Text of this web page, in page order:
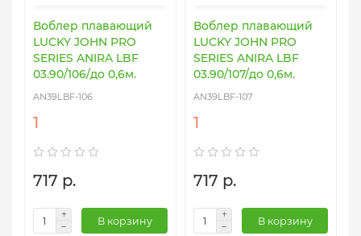
Воблер плавающий
LUCKY JOHN PRO
SERIES ANIRA LBF
03.90/106/до 0,6м.
AN39LBF-106
1
717 р.
В корзину
Воблер плавающий
LUCKY JOHN PRO
SERIES ANIRA LBF
03.90/107/до 0,6м.
AN39LBF-107
1
717 р.
В корзину